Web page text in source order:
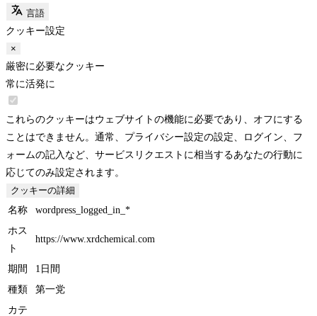
言語
クッキー設定
×
厳密に必要なクッキー
常に活発に
これらのクッキーはウェブサイトの機能に必要であり、オフにする
ことはできません。通常、プライバシー設定の設定、ログイン、フ
ォームの記入など、サービスリクエストに相当するあなたの行動に
応じてのみ設定されます。
クッキーの詳細
名称
wordpress_logged_in_*
ホス
ト
https://www.xrdchemical.com
期間
1日間
種類
第一党
カテ